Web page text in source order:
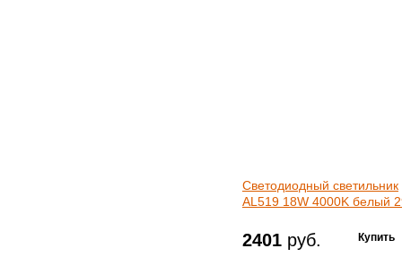
Светодиодный светильник
AL519 18W 4000K белый
2401 руб.